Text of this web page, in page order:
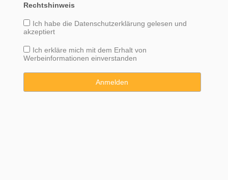
Rechtshinweis
Ich habe die Datenschutzerklärung gelesen und
akzeptiert
Ich erkläre mich mit dem Erhalt von
Werbeinformationen einverstanden